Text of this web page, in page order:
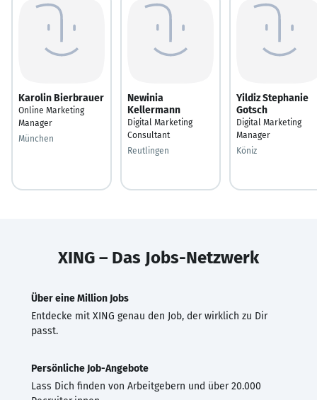
Karolin Bierbrauer
Online Marketing
Manager
München
Newinia
Kellermann
Digital Marketing
Consultant
Reutlingen
Yildiz Stephanie
Gotsch
Digital Marketing
Manager
Köniz
XING – Das Jobs-Netzwerk
Über eine Million Jobs
Entdecke mit XING genau den Job, der wirklich zu Dir
passt.
Persönliche Job-Angebote
Lass Dich finden von Arbeitgebern und über 20.000